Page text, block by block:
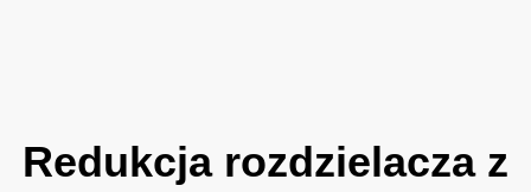
Redukcja rozdzielacza z